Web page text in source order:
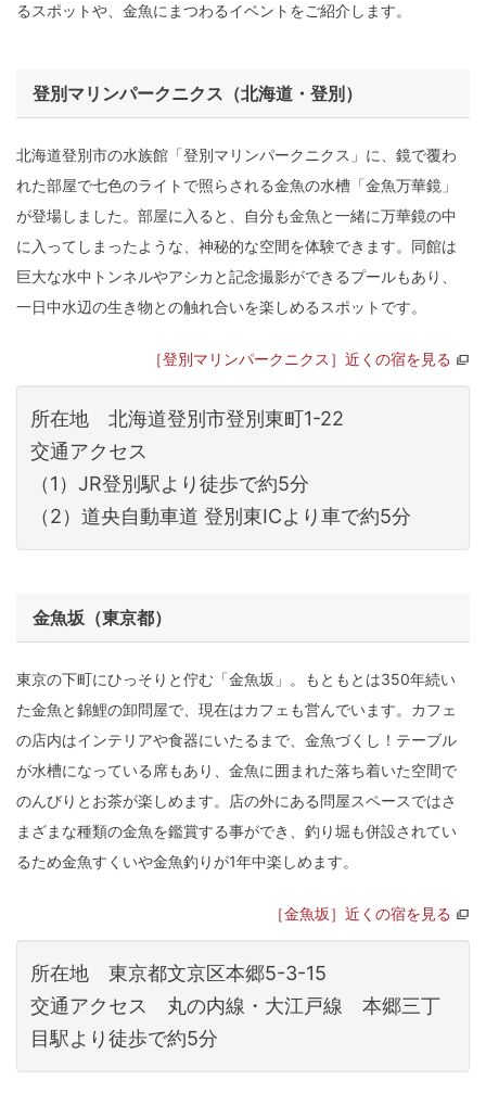
るスポットや、金魚にまつわるイベントをご紹介します。
登別マリンパークニクス（北海道・登別）
北海道登別市の水族館「登別マリンパークニクス」に、鏡で覆わ
れた部屋で七色のライトで照らされる金魚の水槽「金魚万華鏡」
が登場しました。部屋に入ると、自分も金魚と一緒に万華鏡の中
に入ってしまったような、神秘的な空間を体験できます。同館は
巨大な水中トンネルやアシカと記念撮影ができるプールもあり、
一日中水辺の生き物との触れ合いを楽しめるスポットです。
［登別マリンパークニクス］近くの宿を見る
所在地 北海道登別市登別東町1-22
交通アクセス
（1）JR登別駅より徒歩で約5分
（2）道央自動車道 登別東ICより車で約5分
金魚坂（東京都）
東京の下町にひっそりと佇む「金魚坂」。もともとは350年続い
た金魚と錦鯉の卸問屋で、現在はカフェも営んでいます。カフェ
の店内はインテリアや食器にいたるまで、金魚づくし！テーブル
が水槽になっている席もあり、金魚に囲まれた落ち着いた空間で
のんびりとお茶が楽しめます。店の外にある問屋スペースではさ
まざまな種類の金魚を鑑賞する事ができ、釣り堀も併設されてい
るため金魚すくいや金魚釣りが1年中楽しめます。
［金魚坂］近くの宿を見る
所在地 東京都文京区本郷5-3-15
交通アクセス 丸の内線・大江戸線 本郷三丁
目駅より徒歩で約5分